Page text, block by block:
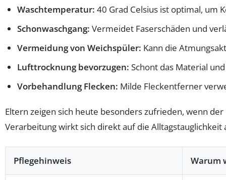
Waschtemperatur: 40 Grad Celsius ist optimal, um
Schonwaschgang: Vermeidet Faserschäden und
Vermeidung von Weichspüler: Kann die
Lufttrocknung bevorzugen: Schont das Material
Vorbehandlung Flecken: Milde Fleckentferner
Eltern zeigen sich heute besonders zufrieden, wenn
Verarbeitung wirkt sich direkt auf die Alltagstauglichkeit
Pflegehinweis Warum